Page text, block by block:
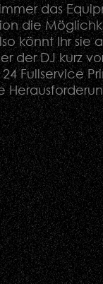
das
die
könnt Ihr sie
der DJ kurz
Fullservice